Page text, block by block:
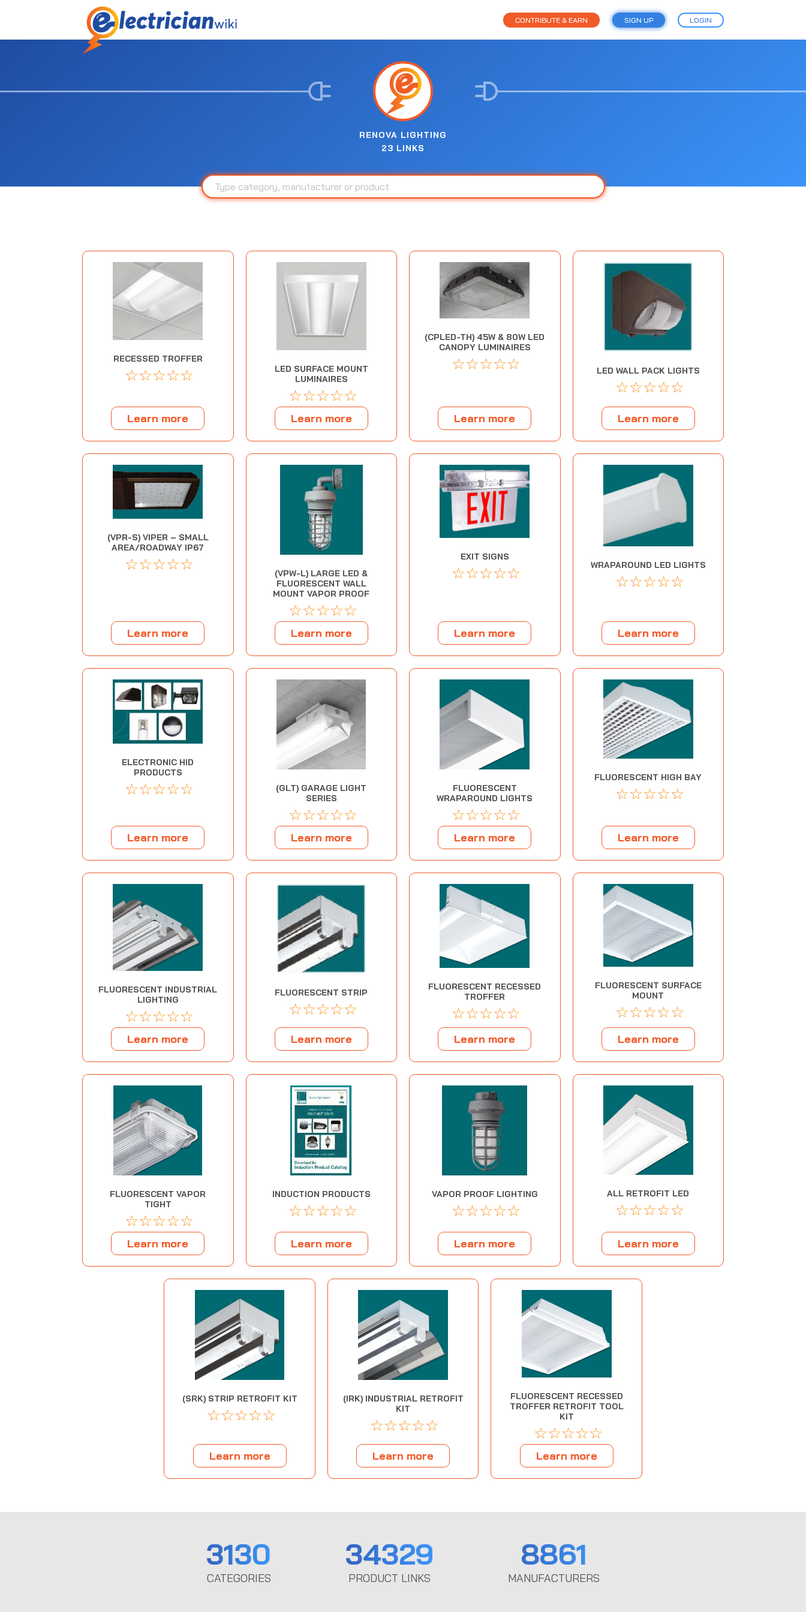
CONTRIBUTE & EARN SIGN UP LOGIN
RENOVA LIGHTING
23 LINKS
RECESSED TROFFER
☆☆☆☆☆
Learn more
LED SURFACE MOUNT
LUMINAIRES
☆☆☆☆☆
Learn more
(CPLED-TH) 45W & 80W LED
CANOPY LUMINAIRES
☆☆☆☆☆
Learn more
LED WALL PACK LIGHTS
☆☆☆☆☆
Learn more
(VPR-S) VIPER – SMALL
AREA/ROADWAY IP67
☆☆☆☆☆
Learn more
(VPW-L) LARGE LED &
FLUORESCENT WALL
MOUNT VAPOR PROOF
☆☆☆☆☆
Learn more
EXIT SIGNS
☆☆☆☆☆
Learn more
WRAPAROUND LED LIGHTS
☆☆☆☆☆
Learn more
ELECTRONIC HID
PRODUCTS
☆☆☆☆☆
Learn more
(GLT) GARAGE LIGHT
SERIES
☆☆☆☆☆
Learn more
FLUORESCENT
WRAPAROUND LIGHTS
☆☆☆☆☆
Learn more
FLUORESCENT HIGH BAY
☆☆☆☆☆
Learn more
FLUORESCENT INDUSTRIAL
LIGHTING
☆☆☆☆☆
Learn more
FLUORESCENT STRIP
☆☆☆☆☆
Learn more
FLUORESCENT RECESSED
TROFFER
☆☆☆☆☆
Learn more
FLUORESCENT SURFACE
MOUNT
☆☆☆☆☆
Learn more
FLUORESCENT VAPOR
TIGHT
☆☆☆☆☆
Learn more
INDUCTION PRODUCTS
☆☆☆☆☆
Learn more
VAPOR PROOF LIGHTING
☆☆☆☆☆
Learn more
ALL RETROFIT LED
☆☆☆☆☆
Learn more
(SRK) STRIP RETROFIT KIT
☆☆☆☆☆
Learn more
(IRK) INDUSTRIAL RETROFIT
KIT
☆☆☆☆☆
Learn more
FLUORESCENT RECESSED
TROFFER RETROFIT TOOL
KIT
☆☆☆☆☆
Learn more
3130
CATEGORIES
34329
PRODUCT LINKS
8861
MANUFACTURERS